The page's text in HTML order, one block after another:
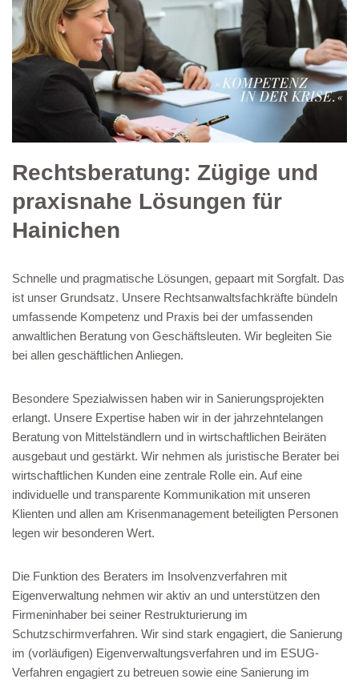
Rechtsberatung: Zügige und
praxisnahe Lösungen für
Hainichen
Schnelle und pragmatische Lösungen, gepaart mit Sorgfalt. Das
ist unser Grundsatz. Unsere Rechtsanwaltsfachkräfte bündeln
umfassende Kompetenz und Praxis bei der umfassenden
anwaltlichen Beratung von Geschäftsleuten. Wir begleiten Sie
bei allen geschäftlichen Anliegen.
Besondere Spezialwissen haben wir in Sanierungsprojekten
erlangt. Unsere Expertise haben wir in der jahrzehntelangen
Beratung von Mittelständlern und in wirtschaftlichen Beiräten
ausgebaut und gestärkt. Wir nehmen als juristische Berater bei
wirtschaftlichen Kunden eine zentrale Rolle ein. Auf eine
individuelle und transparente Kommunikation mit unseren
Klienten und allen am Krisenmanagement beteiligten Personen
legen wir besonderen Wert.
Die Funktion des Beraters im Insolvenzverfahren mit
Eigenverwaltung nehmen wir aktiv an und unterstützen den
Firmeninhaber bei seiner Restrukturierung im
Schutzschirmverfahren. Wir sind stark engagiert, die Sanierung
im (vorläufigen) Eigenverwaltungsverfahren und im ESUG-
Verfahren engagiert zu betreuen sowie eine Sanierung im